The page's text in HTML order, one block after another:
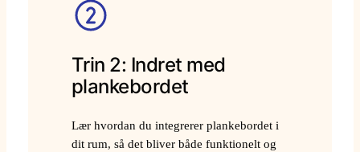
Trin 2: Indret med
plankebordet
Lær hvordan du integrerer plankebordet i
dit rum, så det bliver både funktionelt og